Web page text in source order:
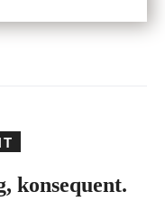
konsequent.